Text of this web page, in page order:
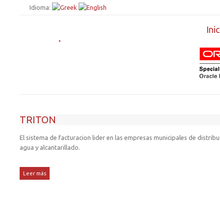
.
TRITON
El sistema de facturacion lider en las empresas municipales de
agua y alcantarillado.
Leer más
Idioma: